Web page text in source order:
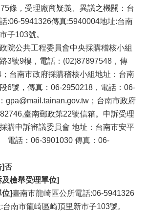
條，受理廠商疑義、異議之機關：台
:06-5941326傳真:5940004地址:台南
子103號。
院公共工程委員會中央採購稽核小組
3號9樓，電話：(02)87897548，傳
台南市政府採購稽核小組地址：台南
6號，傳真：06-2950218，電話：06-
gpa@mail.tainan.gov.tw；台南市政府
臺南郵政第22號信箱。申訴受理
購申訴審議委員會 地址：台南市安平
電話：06-3901030 傳真：06-
]否
檢舉受理單位]
位]臺南市龍崎區公所電話:06-5941326
南市龍崎區崎頂里新市子103號。